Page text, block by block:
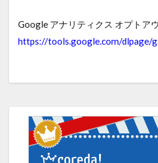
Google アナリティクス オプトア
https://tools.google.com/dlpage/